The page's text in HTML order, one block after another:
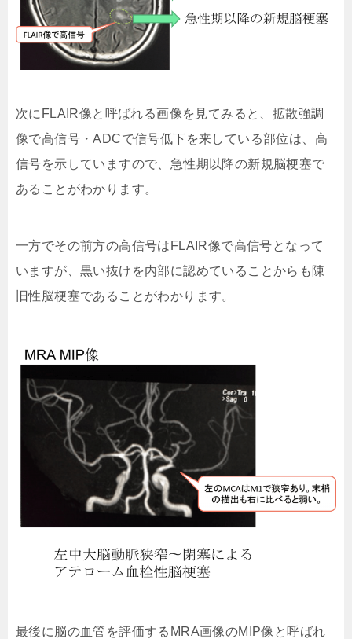
次にFLAIR像と呼ばれる画像を見てみると、拡散強調
像で高信号・ADCで信号低下を来している部位は、高
信号を示していますので、急性期以降の新規脳梗塞で
あることがわかります。
一方でその前方の高信号はFLAIR像で高信号となって
いますが、黒い抜けを内部に認めていることからも陳
旧性脳梗塞であることがわかります。
最後に脳の血管を評価するMRA画像のMIP像と呼ばれ